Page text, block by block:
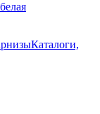
Каталоги,